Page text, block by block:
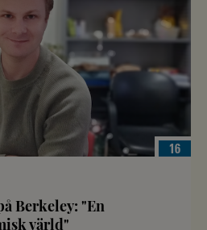
16
Berkeley: "En
värld"